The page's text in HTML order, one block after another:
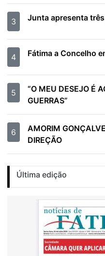
3 Junta apresenta
4 Fátima a Concelho
5
“O MEU DESEJO É
GUERRAS”
6
AMORIM
DIREÇÃO
Última edição